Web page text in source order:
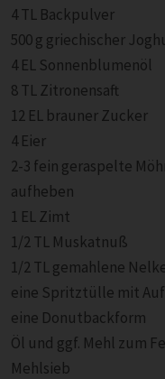
4 TL Backpulver
500 g griechischer
4 EL Sonnenblumenöl
8 TL Zitronensaft
12 EL brauner Zucker
4 Eier
2-3 fein geraspelte
aufheben
1 EL Zimt
1/2 TL Muskatnuß
1/2 TL gemahlene
eine Spritztülle mit
eine Donutbackform
Öl und ggf. Mehl zum
Mehlsieb